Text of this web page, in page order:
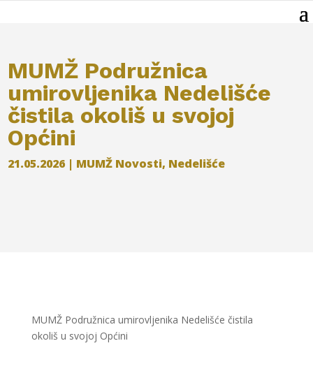
MUMŽ Podružnica
umirovljenika Nedelišće
čistila okoliš u svojoj
Općini
21.05.2026 | MUMŽ Novosti, Nedelišće
MUMŽ Podružnica umirovljenika Nedelišće čistila
okoliš u svojoj Općini